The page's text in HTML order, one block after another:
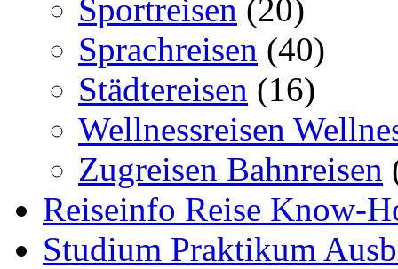
Sportreisen (20)
Sprachreisen (40)
Städtereisen (16)
Wellnessreisen
Zugreisen Bahnreisen
Reiseinfo Reise Know-
Studium Praktikum